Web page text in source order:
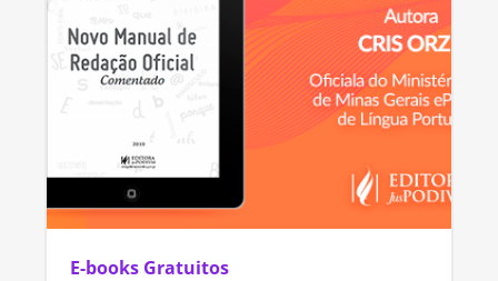
E-books Gratuitos